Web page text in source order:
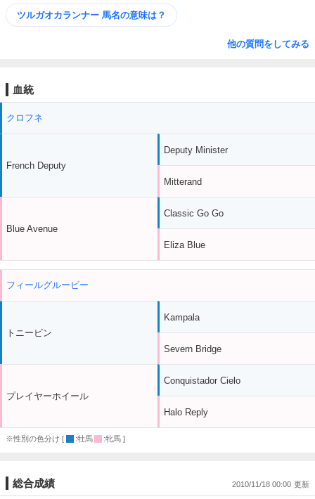
ツルガオカランナー 馬名の意味は？
他の質問をしてみる
血統
クロフネ
French Deputy
Blue Avenue
Deputy Minister
Mitterand
Classic Go Go
Eliza Blue
フィールグルービー
トニービン
プレイヤーホイール
Kampala
Severn Bridge
Conquistador Cielo
Halo Reply
※性別の色分け [ :牡馬 :牝馬 ]
総合成績 2010/11/18 00:00